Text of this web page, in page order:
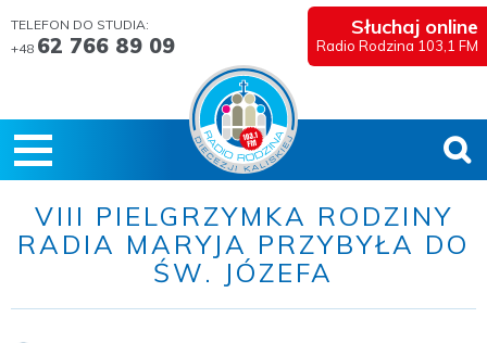
TELEFON DO STUDIA:
+48 62 766 89 09
Słuchaj online
Radio Rodzina 103,1 FM
VIII PIELGRZYMKA RODZINY
RADIA MARYJA PRZYBYŁA DO
ŚW. JÓZEFA